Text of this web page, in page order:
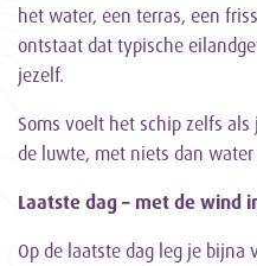
het water, een terras, een
ontstaat dat typische
jezelf.
Soms voelt het schip zelfs
de luwte, met niets dan
Laatste dag – met de wind
Op de laatste dag leg je bijna